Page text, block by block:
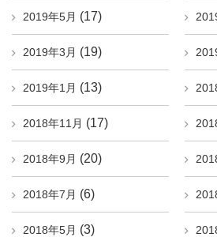
2019年5月 (17)
2019年3月 (19)
2019年1月 (13)
2018年11月 (17)
2018年9月 (20)
2018年7月 (6)
2018年5月 (3)